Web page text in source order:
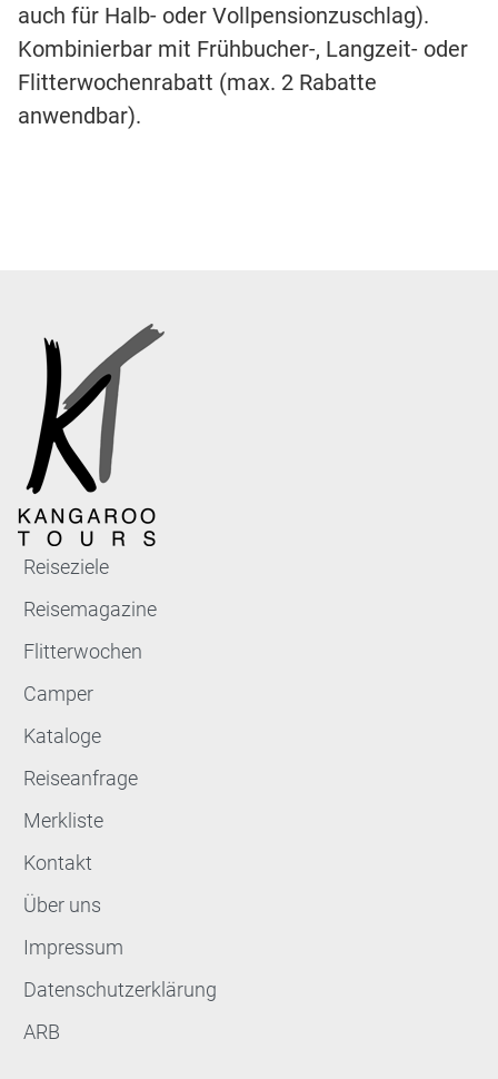
auch für Halb- oder Vollpensionzuschlag).
Kombinierbar mit Frühbucher-, Langzeit- oder
Flitterwochenrabatt (max. 2 Rabatte
anwendbar).
Reiseziele
Reisemagazine
Flitterwochen
Camper
Kataloge
Reiseanfrage
Merkliste
Kontakt
Über uns
Impressum
Datenschutzerklärung
ARB